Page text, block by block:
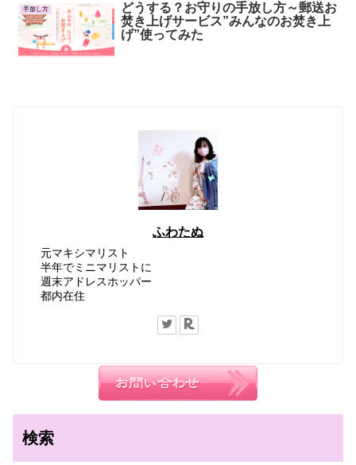
手放し方
どうする？お守りの手放し方～郵送お
焚き上げサービス”みんなのお焚き上
げ”使ってみた
ふわたぬ
元マキシマリスト
半年でミニマリストに
週末アドレスホッパー
都内在住
検索